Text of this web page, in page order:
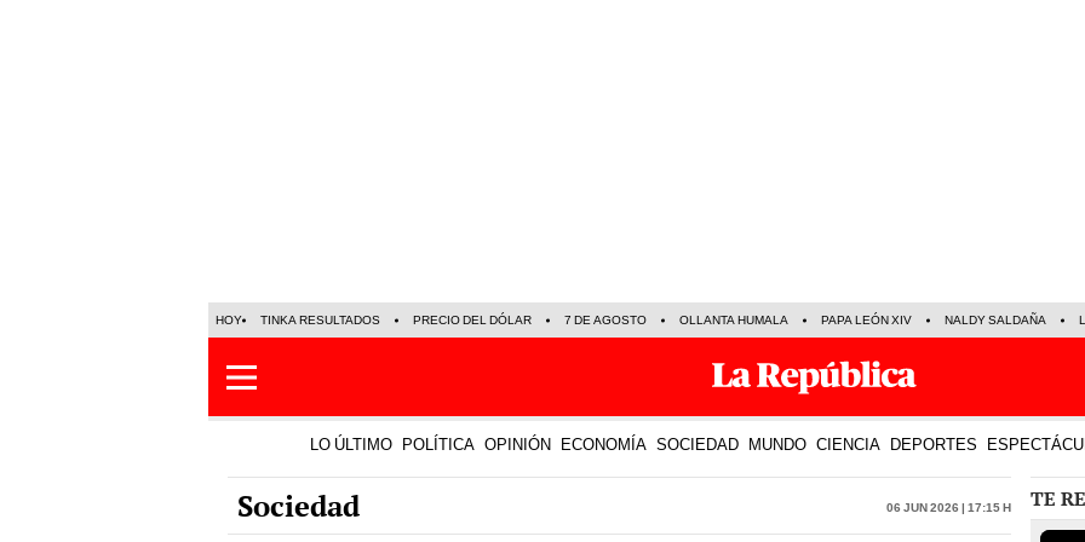
HOY TINKA RESULTADOS PRECIO DEL DÓLAR 7 DE AGOSTO OLLANTA HUMALA PAPA LEÓN XIV NALDY SALDAÑA
LO ÚLTIMO POLÍTICA OPINIÓN ECONOMÍA SOCIEDAD MUNDO CIENCIA DEPORTES
Sociedad 06 Jun 2026 | 17:15 h TE